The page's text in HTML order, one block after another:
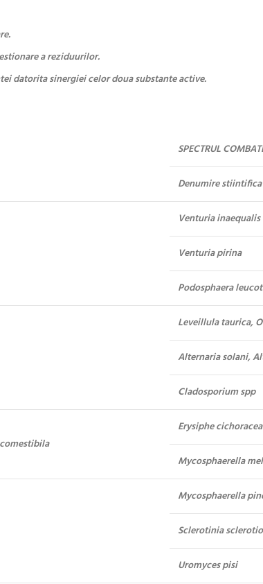
a reziduurilor.
datorita sinergiei celor doua substante active.
SPECTRUL
Denumire stiintifica
Venturia inaequalis
Venturia pirina
Podosphaera
Leveillula taurica,
Alternaria solani,
Cladosporium spp
Erysiphe
Mycosphaerella
Mycosphaerella
Sclerotinia
Uromyces pisi